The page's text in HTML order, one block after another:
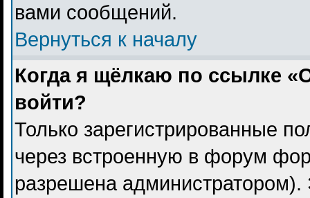
вами сообщений.
Вернуться к началу
Когда я щёлкаю по ссылке
войти?
Только зарегистрированные
через встроенную в форум
разрешена